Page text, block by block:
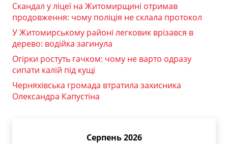
Скандал у ліцеї на Житомирщині отримав
продовження: чому поліція не склала протокол
У Житомирському районі легковик врізався в
дерево: водійка загинула
Огірки ростуть гачком: чому не варто одразу
сипати калій під кущі
Черняхівська громада втратила захисника
Олександра Капустіна
Серпень 2026